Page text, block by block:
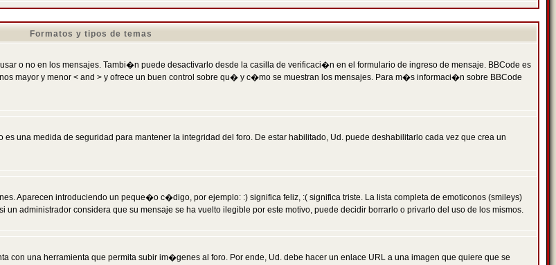
Formatos y tipos de temas
o no en los mensajes. Tambi�n puede desactivarlo desde la casilla de verificaci�n en el formulario de ingreso de mensaje. BBCode es
mayor y menor < and > y ofrece un buen control sobre qu� y c�mo se muestran los mensajes. Para m�s informaci�n sobre BBCode
una medida de seguridad para mantener la integridad del foro. De estar habilitado, Ud. puede deshabilitarlo cada vez que crea un
Aparecen introduciendo un peque�o c�digo, por ejemplo: :) significa feliz, :( significa triste. La lista completa de emoticonos (smileys)
administrador considera que su mensaje se ha vuelto ilegible por este motivo, puede decidir borrarlo o privarlo del uso de los mismos.
con una herramienta que permita subir im�genes al foro. Por ende, Ud. debe hacer un enlace URL a una imagen que quiere que se